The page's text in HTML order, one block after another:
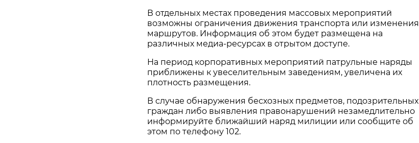
В отдельных местах проведения массовых мероприятий
возможны ограничения движения транспорта или изменения
маршрутов. Информация об этом будет размещена на
различных медиа-ресурсах в отрытом доступе.
На период корпоративных мероприятий патрульные наряды
приближены к увеселительным заведениям, увеличена их
плотность размещения.
В случае обнаружения бесхозных предметов, подозрительных
граждан либо выявления правонарушений незамедлительно
информируйте ближайший наряд милиции или сообщите об
этом по телефону 102.